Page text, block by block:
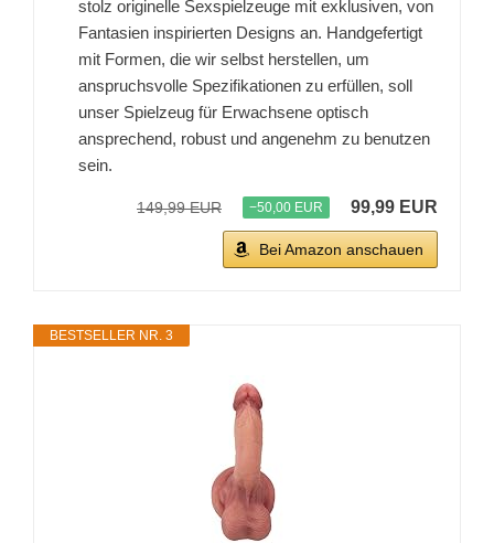
stolz originelle Sexspielzeuge mit exklusiven, von
Fantasien inspirierten Designs an. Handgefertigt
mit Formen, die wir selbst herstellen, um
anspruchsvolle Spezifikationen zu erfüllen, soll
unser Spielzeug für Erwachsene optisch
ansprechend, robust und angenehm zu benutzen
sein.
149,99 EUR −50,00 EUR 99,99 EUR
Bei Amazon anschauen
BESTSELLER NR. 3